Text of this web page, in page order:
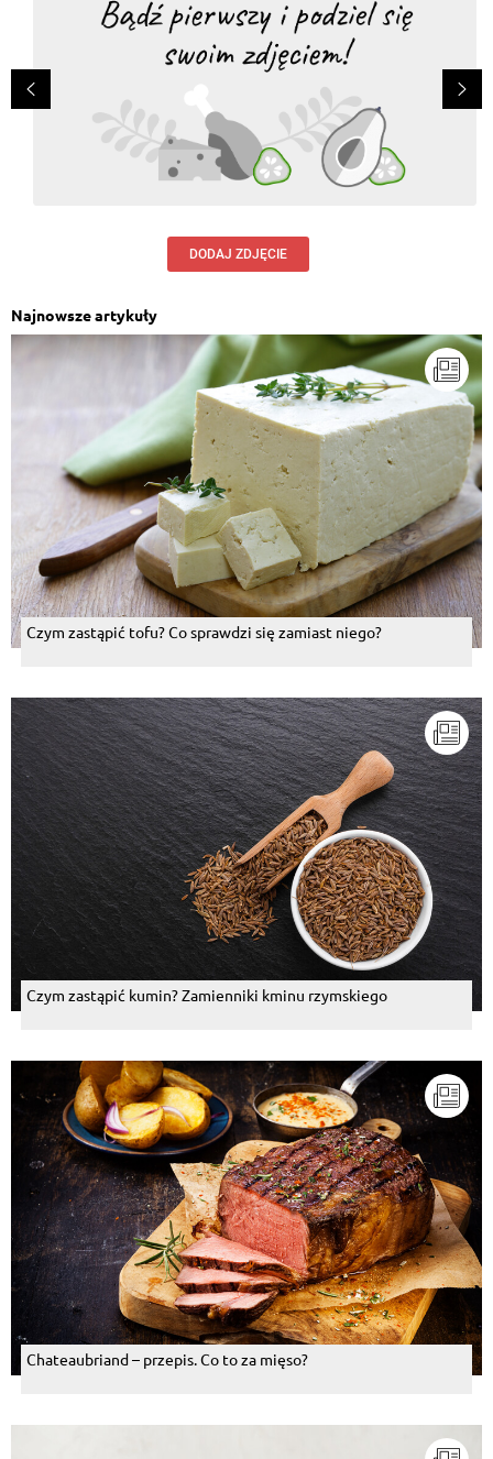
DODAJ ZDJĘCIE
Najnowsze artykuły
Czym zastąpić tofu? Co sprawdzi się zamiast niego?
Czym zastąpić kumin? Zamienniki kminu rzymskiego
Chateaubriand – przepis. Co to za mięso?